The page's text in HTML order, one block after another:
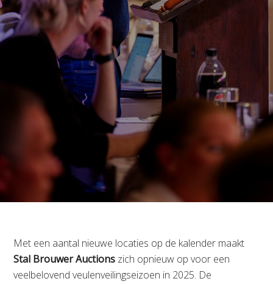
Met een aantal nieuwe locaties op de kalender maakt
Stal Brouwer Auctions zich opnieuw op voor een
veelbelovend veulenveilingseizoen in 2025. De